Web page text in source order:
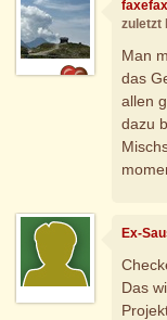
zuletzt
Man
das
allen
dazu
Ex-
Das